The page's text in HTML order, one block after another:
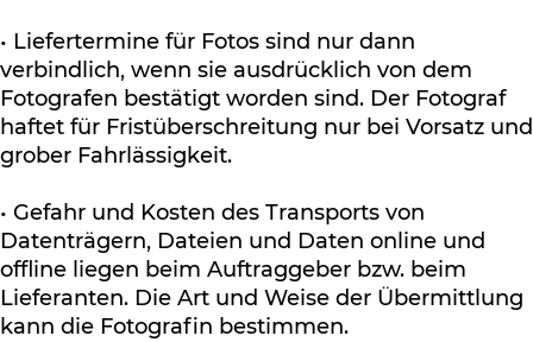
• Liefertermine für Fotos sind nur dann
verbindlich, wenn sie ausdrücklich von dem
Fotografen bestätigt worden sind. Der Fotograf
haftet für Fristüberschreitung nur bei Vorsatz und
grober Fahrlässigkeit.
• Gefahr und Kosten des Transports von
Datenträgern, Dateien und Daten online und
offline liegen beim Auftraggeber bzw. beim
Lieferanten. Die Art und Weise der Übermittlung
kann die Fotografin bestimmen.